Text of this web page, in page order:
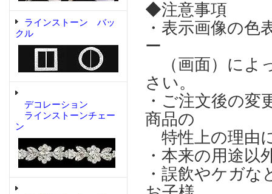
ラインストーン バッ
クル
デコレーション
ラインストーンチェー
ン
◆注意事項
・表示画像の
ー
（画面）によ
さい。
・ご注文後の
商品の
特性上の理由
・本来の用途
・誤飲やケガ